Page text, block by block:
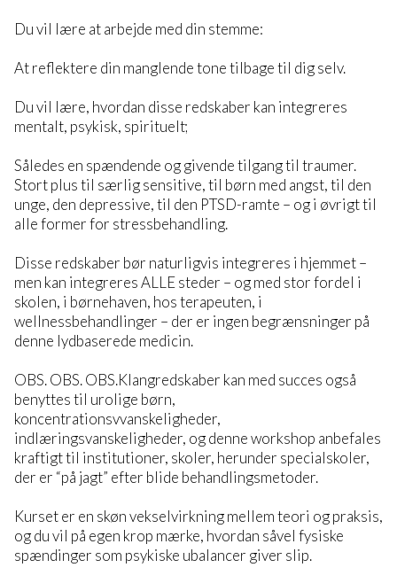
Du vil lære at arbejde med din stemme:
At reflektere din manglende tone tilbage til dig selv.
Du vil lære, hvordan disse redskaber kan integreres
mentalt, psykisk, spirituelt;
Således en spændende og givende tilgang til traumer.
Stort plus til særlig sensitive, til børn med angst, til den
unge, den depressive, til den PTSD-ramte – og i øvrigt til
alle former for stressbehandling.
Disse redskaber bør naturligvis integreres i hjemmet –
men kan integreres ALLE steder – og med stor fordel i
skolen, i børnehaven, hos terapeuten, i
wellnessbehandlinger – der er ingen begrænsninger på
denne lydbaserede medicin.
OBS. OBS. OBS.Klangredskaber kan med succes også
benyttes til urolige børn,
koncentrationsvvanskeligheder,
indlæringsvanskeligheder, og denne workshop anbefales
kraftigt til institutioner, skoler, herunder specialskoler,
der er “på jagt” efter blide behandlingsmetoder.
Kurset er en skøn vekselvirkning mellem teori og praksis,
og du vil på egen krop mærke, hvordan såvel fysiske
spændinger som psykiske ubalancer giver slip.